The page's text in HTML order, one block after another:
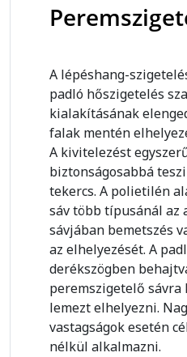
A lépéshang-
padló hőszigetelés
kialakításának
falak mentén
A kivitelezést
biztonságosabbá
tekercs. A polietilén
sáv több típusánál az
sávjában bemetszés
az elhelyezését. A
derékszögben
peremszigetelő sávra
lemezt elhelyezni.
vastagságok esetén
nélkül alkalmazni.